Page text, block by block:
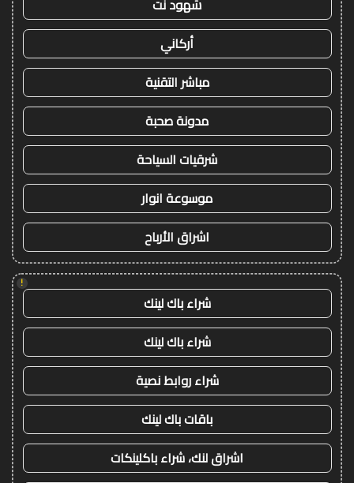
أركاني
مباشر التقنية
مدونة صحبة
شرقيات السياحة
موسوعة انوار
اشراق الأرباح
!
شراء باك لينك
شراء باك لينك
شراء روابط نصية
باقات باك لينك
اشراق لنك، شراء باكلينكات